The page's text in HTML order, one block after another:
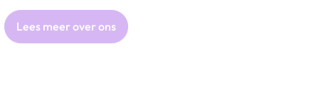
Lees meer over ons